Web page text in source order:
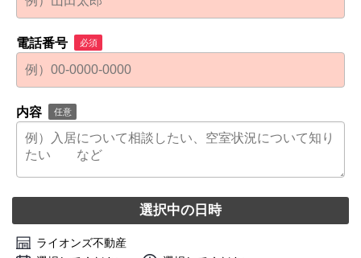
電話番号 必須
内容 任意
選択中の日時
ライオンズ不動産